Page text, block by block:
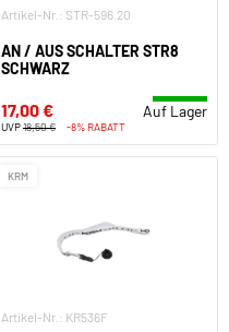
Artikel-Nr.: STR-596.20
AN / AUS SCHALTER STR8
SCHWARZ
17,00 € Auf Lager
UVP18,50 € -8% RABATT
KRM
Artikel-Nr.: KR536F